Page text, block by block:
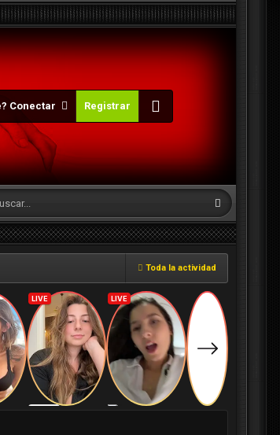
Conectar Registrar
Toda la actividad